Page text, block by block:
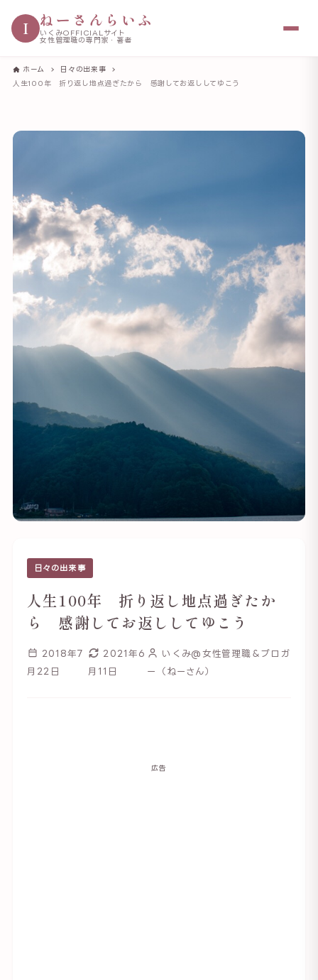
I ねーさんらいふ
いくみOFFICIALサイト
女性管理職の専門家・著者
ホーム
日々の出来事
人生100年 折り返し地点過ぎたから 感謝してお返ししてゆこう
日々の出来事
人生100年 折り返し地点過ぎたか
ら 感謝してお返ししてゆこう
2018年7
月22日
2021年6
月11日
いくみ@女性管理職＆ブロガ
ー（ねーさん）
広告